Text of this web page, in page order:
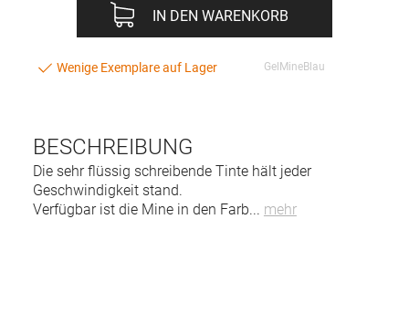
BESCHREIBUNG
Die sehr flüssig schreibende Tinte hält jeder
Geschwindigkeit stand.
Verfügbar ist die Mine in den Farb... mehr
IN DEN WARENKORB
Wenige Exemplare auf Lager GelMineBlau